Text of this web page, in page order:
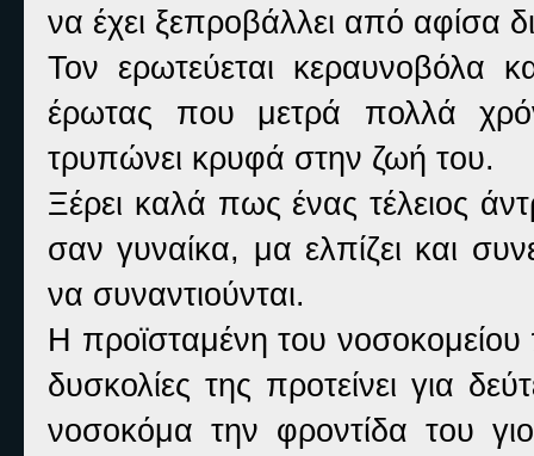
να έχει ξεπροβάλλει από αφίσα
Τον ερωτεύεται κεραυνοβόλα
έρωτας που μετρά πολλά
τρυπώνει κρυφά στην ζωή του.
Ξέρει καλά πως ένας τέλειος
σαν γυναίκα, μα ελπίζει και
να συναντιούνται.
Η προϊσταμένη του νοσοκομείου
δυσκολίες της προτείνει για
νοσοκόμα την φροντίδα του